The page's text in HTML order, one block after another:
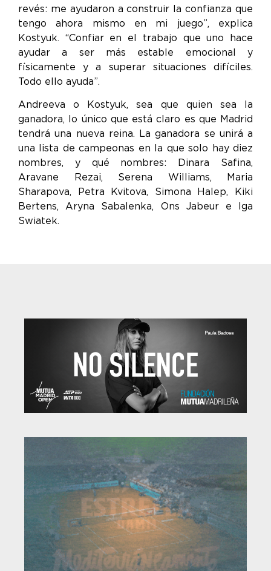
revés: me ayudaron a construir la confianza que
tengo ahora mismo en mi juego”, explica
Kostyuk. “Confiar en el trabajo que uno hace
ayudar a ser más estable emocional y
físicamente y a superar situaciones difíciles.
Todo ello ayuda”.
Andreeva o Kostyuk, sea que quien sea la
ganadora, lo único que está claro es que Madrid
tendrá una nueva reina. La ganadora se unirá a
una lista de campeonas en la que solo hay diez
nombres, y qué nombres: Dinara Safina,
Aravane Rezai, Serena Williams, Maria
Sharapova, Petra Kvitova, Simona Halep, Kiki
Bertens, Aryna Sabalenka, Ons Jabeur e Iga
Swiatek.